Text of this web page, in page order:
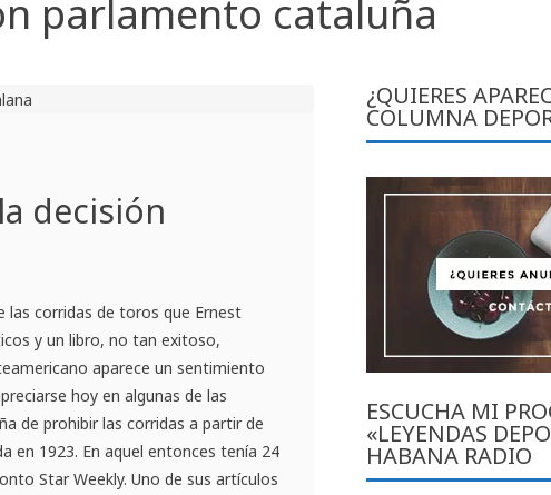
parlamento cataluña
decisión
las corridas de toros que Ernest
y un libro, no tan exitoso,
aparece un sentimiento
hoy en algunas de las
de prohibir las corridas a partir de
en 1923. En aquel entonces tenía 24
Star Weekly. Uno de sus artículos
¿QUIERES
COLUMNA
ESCUCHA MI
«LEYENDAS
HABANA RADIO